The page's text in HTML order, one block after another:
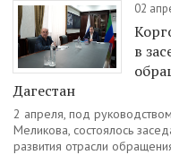
02
в
Дагестан
2 апреля, под
Меликова, состоялось
развития отрасли